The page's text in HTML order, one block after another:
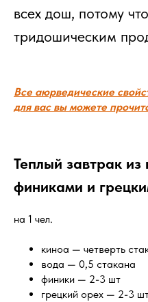
всех дош, потому
тридошическим
Все аюрведические
для вас вы можете
Теплый завтрак
финиками и
на 1 чел.
киноа — четверть
вода — 0,5 стакана
финики — 2-3 шт
грецкий орех — 2-3